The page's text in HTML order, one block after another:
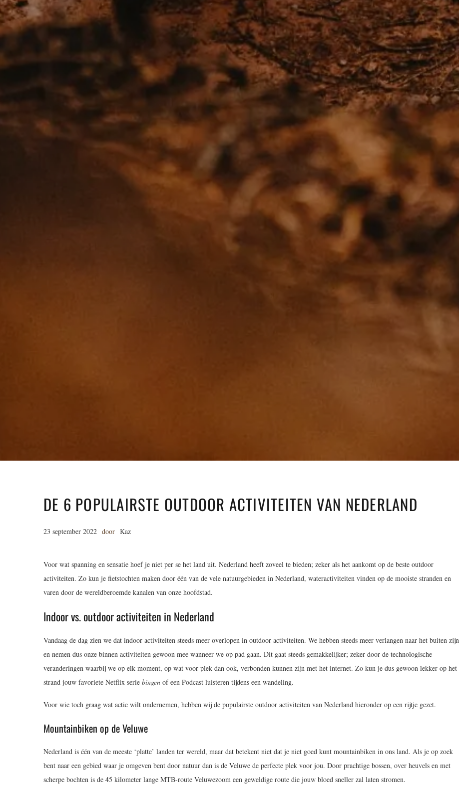
DE 6 POPULAIRSTE OUTDOOR ACTIVITEITEN VAN NEDERLAND
23 september 2022 door Kaz
Voor wat spanning en sensatie hoef je niet per se het land uit. Nederland heeft zoveel te bieden; zeker als het aankomt op de beste outdoor
activiteiten. Zo kun je fietstochten maken door één van de vele natuurgebieden in Nederland, wateractiviteiten vinden op de mooiste stranden en
varen door de wereldberoemde kanalen van onze hoofdstad.
Indoor vs. outdoor activiteiten in Nederland
Vandaag de dag zien we dat indoor activiteiten steeds meer overlopen in outdoor activiteiten. We hebben steeds meer verlangen naar het buiten zijn
en nemen dus onze binnen activiteiten gewoon mee wanneer we op pad gaan. Dit gaat steeds gemakkelijker; zeker door de technologische
veranderingen waarbij we op elk moment, op wat voor plek dan ook, verbonden kunnen zijn met het internet. Zo kun je dus gewoon lekker op het
strand jouw favoriete Netflix serie bingen of een Podcast luisteren tijdens een wandeling.
Voor wie toch graag wat actie wilt ondernemen, hebben wij de populairste outdoor activiteiten van Nederland hieronder op een rijtje gezet.
Mountainbiken op de Veluwe
Nederland is één van de meeste ‘platte’ landen ter wereld, maar dat betekent niet dat je niet goed kunt mountainbiken in ons land. Als je op zoek
bent naar een gebied waar je omgeven bent door natuur dan is de Veluwe de perfecte plek voor jou. Door prachtige bossen, over heuvels en met
scherpe bochten is de 45 kilometer lange MTB-route Veluwezoom een geweldige route die jouw bloed sneller zal laten stromen.